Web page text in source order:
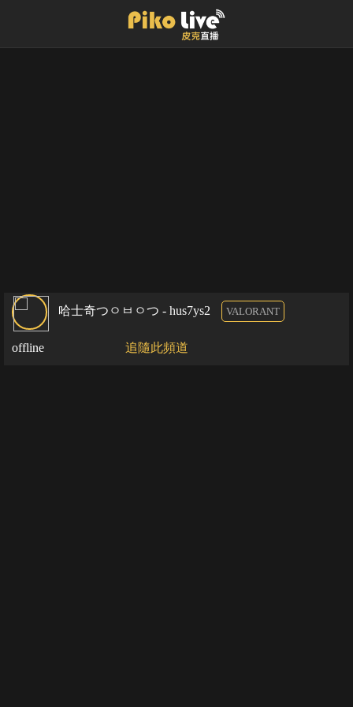
哈士奇つㅇㅂㅇつ - hus7ys2 VALORANT
offline 追隨此頻道